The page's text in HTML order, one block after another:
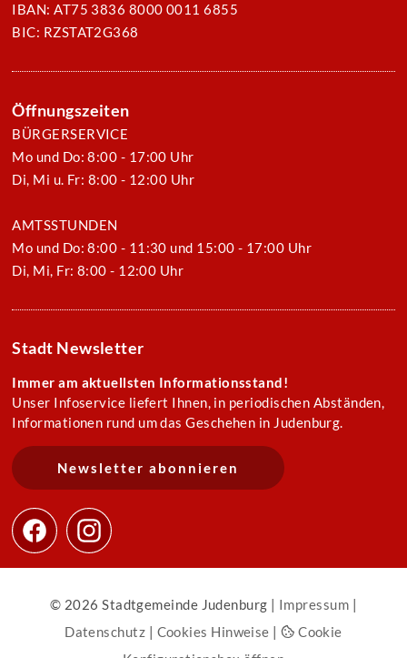
IBAN: AT75 3836 8000 0011 6855
BIC: RZSTAT2G368
Öffnungszeiten
BÜRGERSERVICE
Mo und Do: 8:00 - 17:00 Uhr
Di, Mi u. Fr: 8:00 - 12:00 Uhr
AMTSSTUNDEN
Mo und Do: 8:00 - 11:30 und 15:00 - 17:00 Uhr
Di, Mi, Fr: 8:00 - 12:00 Uhr
Stadt Newsletter
Immer am aktuellsten Informationsstand!
Unser Infoservice liefert Ihnen, in periodischen Abständen,
Informationen rund um das Geschehen in Judenburg.
Newsletter abonnieren
© 2026 Stadtgemeinde Judenburg | Impressum |
Datenschutz | Cookies Hinweise |
Cookie